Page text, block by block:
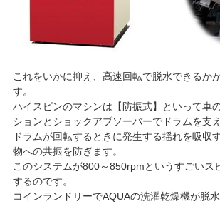
これをいかに抑え、高速回転で脱水できるか
す。
ハイスピンのマシンは【防振式】といって車
ションとショックアブソーバーでドラムを支え
ドラムが回転するときに発生する揺れを吸収
物への共振を防ぎます。
このシステムが800～850rpmというすごいス
するのです。
コインランドリーでAQUAの洗濯乾燥機が脱